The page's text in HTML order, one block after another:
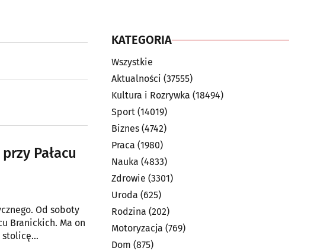
Pałacu
Od soboty
Branickich. Ma on
stolicę
KATEGORIA
Wszystkie
Aktualności (37555)
Kultura i Rozrywka (18494)
Sport (14019)
Biznes (4742)
Praca (1980)
Nauka (4833)
Zdrowie (3301)
Uroda (625)
Rodzina (202)
Motoryzacja (769)
Dom (875)